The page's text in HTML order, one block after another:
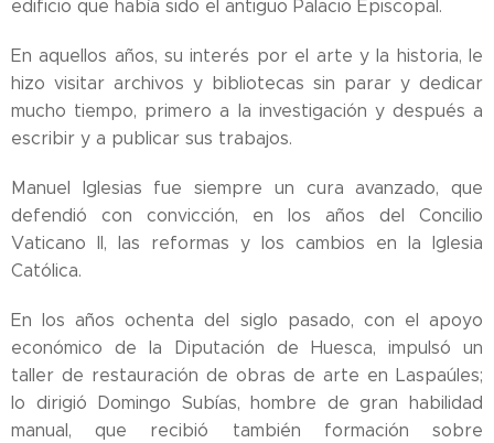
edificio que había sido el antiguo Palacio Episcopal.
En aquellos años, su interés por el arte y la historia, le
hizo visitar archivos y bibliotecas sin parar y dedicar
mucho tiempo, primero a la investigación y después a
escribir y a publicar sus trabajos.
Manuel Iglesias fue siempre un cura avanzado, que
defendió con convicción, en los años del Concilio
Vaticano II, las reformas y los cambios en la Iglesia
Católica.
En los años ochenta del siglo pasado, con el apoyo
económico de la Diputación de Huesca, impulsó un
taller de restauración de obras de arte en Laspaúles;
lo dirigió Domingo Subías, hombre de gran habilidad
manual, que recibió también formación sobre